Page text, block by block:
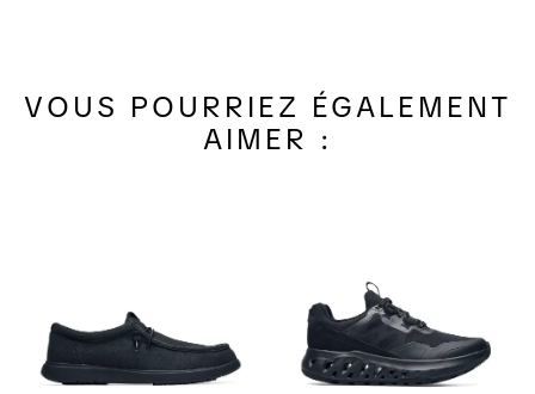
VOUS POURRIEZ ÉGALEMENT
AIMER :